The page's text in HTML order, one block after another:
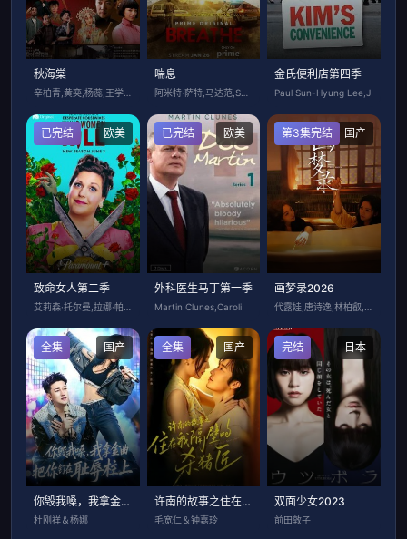
秋海棠 喘息
阿米特·萨特,马达范,Sapna Pab
金氏便利店第四季
Paul Sun-Hyung Lee,J
欧美
已完结
致命女人第二季
欧美
已完结
外科医生马丁第一季
Martin Clunes,Caroli
国产
第3集完结
画梦录2026
国产
全集
你毁我嗓，我拿金曲把你钉在耻辱柱上
杜刚祥＆杨娜
国产
全集
许南的故事之住在我隔壁的杀猪匠
毛宽仁＆钟嘉玲
日本
完结
双面少女2023
前田敦子